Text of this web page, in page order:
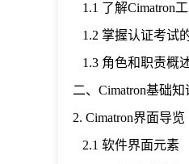
1.1 了解Cimatron
1.2 掌握认证考试
1.3 角色和职责概
二、Cimatron基础知
2. Cimatron界面导览
2.1 软件界面元素